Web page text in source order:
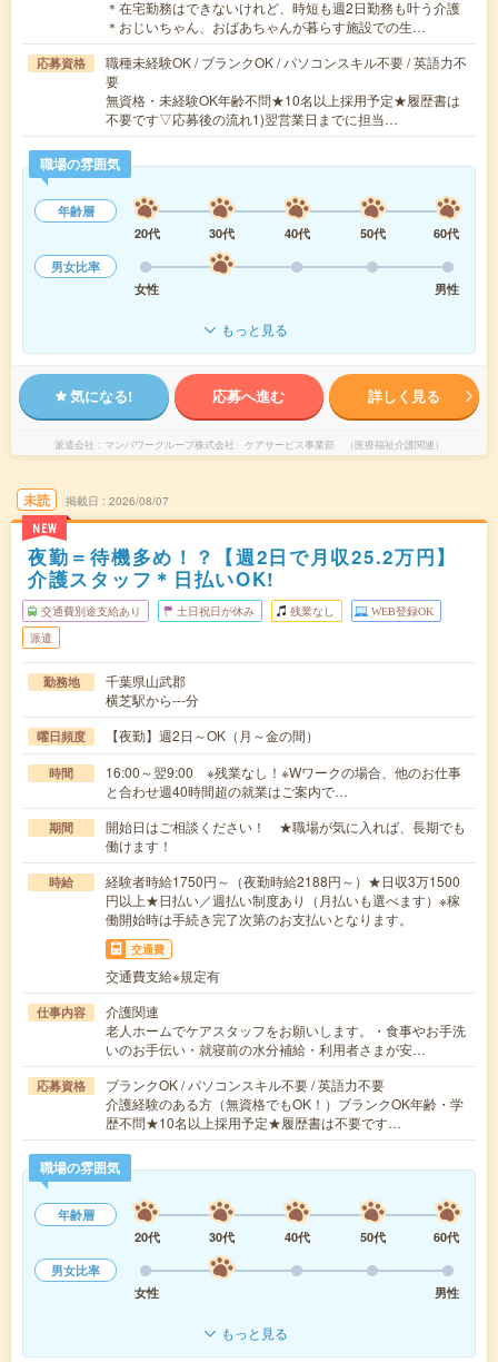
＊在宅勤務はできないけれど、時短も週2日勤務も叶う介護
＊おじいちゃん、おばあちゃんが暮らす施設での生…
応募資格
職種未経験OK / ブランクOK / パソコンスキル不要 / 英語力不
要
無資格・未経験OK年齢不問★10名以上採用予定★履歴書は
不要です▽応募後の流れ1)翌営業日までに担当…
職場の雰囲気
年齢層
20代
30代 40代 50代
60代
男女比率
女性
男性
もっと見る
気になる! 応募へ進む 詳しく見る
派遣会社 マンパワーグループ株式会社 ケアサービス事業部 （医療福祉介護関連）
未読
NEW
掲載日 2026/08/07
夜勤＝待機多め！？【週2日で月収25.2万円】
介護スタッフ＊日払いOK!
交通費別途支給あり 土日祝日が休み 残業なし WEB登録OK
派遣
勤務地
千葉県山武郡
横芝駅から---分
曜日頻度 【夜勤】週2日～OK（月～金の間）
時間
16:00～翌9:00 ※残業なし！※Wワークの場合、他のお仕事
と合わせ週40時間超の就業はご案内で…
期間
開始日はご相談ください！ ★職場が気に入れば、長期でも
働けます！
時給
経験者時給1750円～（夜勤時給2188円～）★日収3万1500
円以上★日払い／週払い制度あり（月払いも選べます）※稼
働開始時は手続き完了次第のお支払いとなります。
交通費
交通費支給※規定有
仕事内容
介護関連
老人ホームでケアスタッフをお願いします。・食事やお手洗
いのお手伝い・就寝前の水分補給・利用者さまが安…
応募資格
ブランクOK / パソコンスキル不要 / 英語力不要
介護経験のある方（無資格でもOK！）ブランクOK年齢・学
歴不問★10名以上採用予定★履歴書は不要です…
職場の雰囲気
年齢層
20代
30代 40代 50代
60代
男女比率
女性
男性
もっと見る